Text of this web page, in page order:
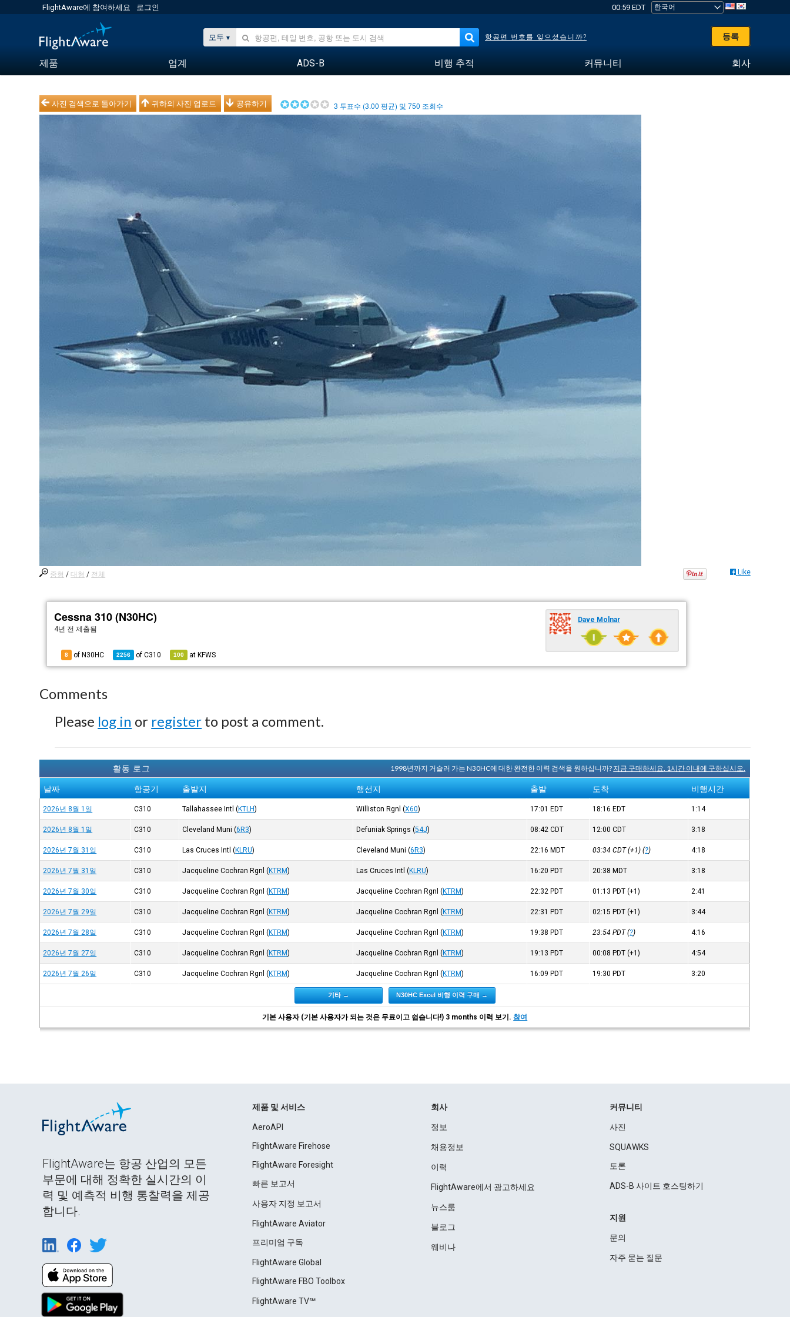
FlightAware에 참여하세요 로그인 00:59 EDT
모두 항공편 번호를 잊으셨습니까? 등록
제품 업계 ADS-B 비행 추적 커뮤니티 회사
사진 검색으로 돌아가기 귀하의 사진 업로드 공유하기 3 투표수 (3.00 평균) 및750 조회수
중형 / 대형 / 전체 Like
Cessna 310 (N30HC)
4년 전 제출됨
8 of N30HC 2256 ofC310 100 at KFWS
Dave Molnar
Comments
Please log in or register to post a comment.
활동 로그 1998년까지 거슬러 가는 N30HC에 대한 완전한 이력 검색을 원하십니까? 지금 구매하세요. 1시간 이내에 구하십시오.
날짜 항공기 출발지 행선지 출발 도착 비행시간
2026년 8월 1일 C310 Tallahassee Intl (KTLH) Williston Rgnl (X60) 17:01 EDT 18:16 EDT 1:14
2026년 8월 1일 C310 Cleveland Muni (6R3) Defuniak Springs (54J) 08:42CDT 12:00CDT 3:18
2026년 7월 31일 C310 Las Cruces Intl (KLRU) Cleveland Muni (6R3) 22:16 MDT 03:34CDT(+1) (?) 4:18
2026년 7월 31일 C310 Jacqueline Cochran Rgnl (KTRM) Las Cruces Intl (KLRU) 16:20 PDT 20:38 MDT 3:18
2026년 7월 30일 C310 Jacqueline Cochran Rgnl (KTRM) Jacqueline Cochran Rgnl (KTRM) 22:32 PDT 01:13 PDT (+1) 2:41
2026년 7월 29일 C310 Jacqueline Cochran Rgnl (KTRM) Jacqueline Cochran Rgnl (KTRM) 22:31 PDT 02:15 PDT (+1) 3:44
2026년 7월 28일 C310 Jacqueline Cochran Rgnl (KTRM) Jacqueline Cochran Rgnl (KTRM) 19:38 PDT 23:54PDT(?) 4:16
2026년 7월 27일 C310 Jacqueline Cochran Rgnl (KTRM) Jacqueline Cochran Rgnl (KTRM) 19:13 PDT 00:08 PDT (+1) 4:54
2026년 7월 26일 C310 Jacqueline Cochran Rgnl (KTRM) Jacqueline Cochran Rgnl (KTRM) 16:09 PDT 19:30 PDT 3:20
기타 → N30HC Excel 비행 이력 구매 →
기본 사용자 (기본 사용자가 되는 것은 무료이고 쉽습니다!) 3 months 이력 보기.참여
FlightAware는 항공 산업의 모든
부문에 대해 정확한 실시간의 이
력 및 예측적 비행 통찰력을 제공
합니다.
제품 및 서비스
AeroAPI
FlightAware Firehose
FlightAware Foresight
빠른 보고서
사용자 지정 보고서
FlightAware Aviator
프리미엄 구독
FlightAware Global
FlightAware FBO Toolbox
FlightAware TV℠
회사
정보
채용정보
이력
FlightAware에서 광고하세요
뉴스룸
블로그
웨비나
커뮤니티
사진
SQUAWKS
토론
ADS-B 사이트 호스팅하기
지원
문의
자주 묻는 질문